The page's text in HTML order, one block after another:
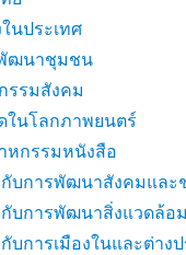
นประเทศ
ฒนาชุมชน
รรมสังคม
ในโลกภาพยนตร์
หกรรมหนังสือ
กับการพัฒนาสังคมแล
กับการพัฒนาสิ่งแวดล้อม
บการเมืองในและต่าง